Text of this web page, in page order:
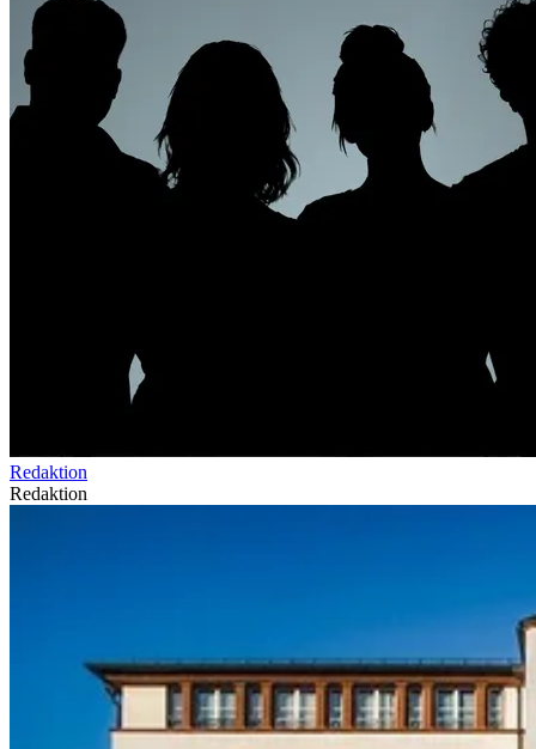
Redaktion
Redaktion